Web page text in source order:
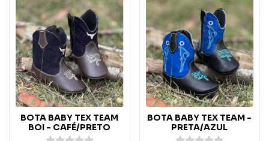
BOTA BABY TEX TEAM
BOI - CAFÉ/PRETO
BOTA BABY TEX TEAM -
PRETA/AZUL